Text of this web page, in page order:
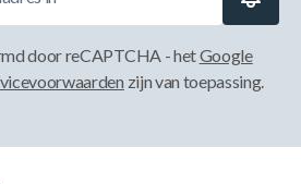
door reCAPTCHA - hetGoogle
zijn van toepassing.